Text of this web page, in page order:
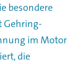
besondere
Gehring-
im Motor
die